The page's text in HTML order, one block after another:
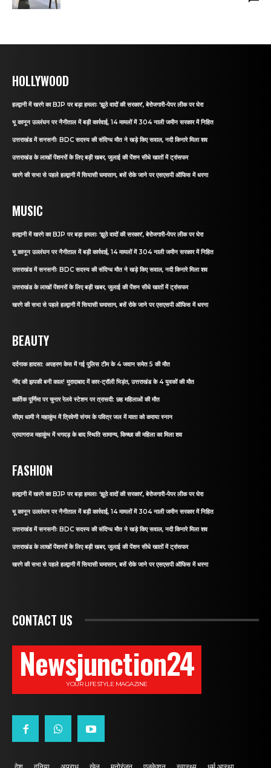
HOLLYWOOD
हल्द्वानी में खरगे का BJP पर बड़ा हमलाः ‘झूठे वादों की सरकार’, बेरोजगारी-पेपर लीक पर घेरा
भू कानून उल्लंघन पर नैनीताल में बड़ी कार्रवाई, 14 मामलों में 304 नाली जमीन सरकार में निहित
उत्तराखंड में सनसनीः BDC सदस्य की संदिग्ध मौत ने खड़े किए सवाल, नदी किनारे मिला शव
उत्तराखंड के लाखों पेंशनरों के लिए बड़ी खबर, जुलाई की पेंशन सीधे खातों में ट्रांसफर
खरगे की सभा से पहले हल्द्वानी में सियासी घमासान, बसें रोके जाने पर एसएसपी ऑफिस में धरना
MUSIC
हल्द्वानी में खरगे का BJP पर बड़ा हमलाः ‘झूठे वादों की सरकार’, बेरोजगारी-पेपर लीक पर घेरा
भू कानून उल्लंघन पर नैनीताल में बड़ी कार्रवाई, 14 मामलों में 304 नाली जमीन सरकार में निहित
उत्तराखंड में सनसनीः BDC सदस्य की संदिग्ध मौत ने खड़े किए सवाल, नदी किनारे मिला शव
उत्तराखंड के लाखों पेंशनरों के लिए बड़ी खबर, जुलाई की पेंशन सीधे खातों में ट्रांसफर
खरगे की सभा से पहले हल्द्वानी में सियासी घमासान, बसें रोके जाने पर एसएसपी ऑफिस में धरना
BEAUTY
दर्दनाक हादसा: अपहरण केस में गई पुलिस टीम के 4 जवान समेत 5 की मौत
नींद की झपकी बनी काल! मुरादाबाद में कार-ट्रॉली भिड़ंत, उत्तराखंड के 4 युवकों की मौत
कार्तिक पूर्णिमा पर चुनार रेलवे स्टेशन पर त्रासदी: छह महिलाओं की मौत
सीएम धामी ने महाकुंभ में त्रिवेणी संगम के पवित्र जल में माता को कराया स्नान
प्रयागराज महाकुंभ में भगदड़ के बाद स्थिति सामान्य, किच्छा की महिला का मिला शव
FASHION
हल्द्वानी में खरगे का BJP पर बड़ा हमलाः ‘झूठे वादों की सरकार’, बेरोजगारी-पेपर लीक पर घेरा
भू कानून उल्लंघन पर नैनीताल में बड़ी कार्रवाई, 14 मामलों में 304 नाली जमीन सरकार में निहित
उत्तराखंड में सनसनीः BDC सदस्य की संदिग्ध मौत ने खड़े किए सवाल, नदी किनारे मिला शव
उत्तराखंड के लाखों पेंशनरों के लिए बड़ी खबर, जुलाई की पेंशन सीधे खातों में ट्रांसफर
खरगे की सभा से पहले हल्द्वानी में सियासी घमासान, बसें रोके जाने पर एसएसपी ऑफिस में धरना
CONTACT US
Newsjunction24
YOUR LIFESTYLE MAGAZINE